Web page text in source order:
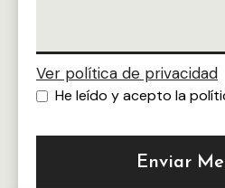
Ver polí­tica de privacidad
He leí­do y acepto la
Enviar